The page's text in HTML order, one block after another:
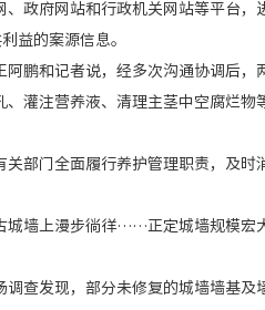
府网站和行政机关网站等平台，
益的案源信息。
和记者说，经多次沟通协调后，
灌注营养液、清理主茎中空腐烂物
门全面履行养护管理职责，及时
墙上漫步徜徉……正定城墙规模宏
发现，部分未修复的城墙墙基及